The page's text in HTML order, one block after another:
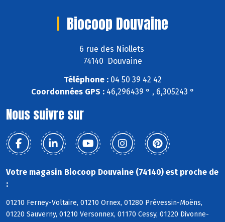
Biocoop Douvaine
6 rue des Niollets
74140 Douvaine
Téléphone :04 50 39 42 42
Coordonnées GPS :46,296439 ° , 6,305243 °
Nous suivre sur
Votre magasin Biocoop Douvaine (74140) est proche de
:
01210 Ferney-Voltaire, 01210 Ornex, 01280 Prévessin-Moëns,
01220 Sauverny, 01210 Versonnex, 01170 Cessy, 01220 Divonne-